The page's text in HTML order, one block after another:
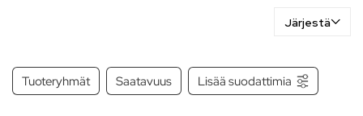
Järjestä
Tuoteryhmät Saatavuus Lisää suodattimia